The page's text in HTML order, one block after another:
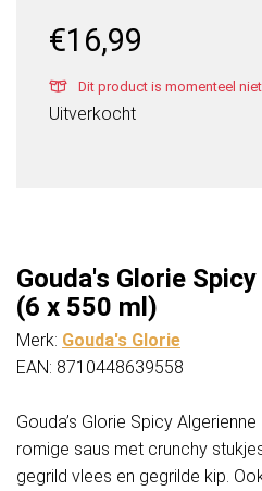
€16,99
Dit product is momenteel
Uitverkocht
Gouda's Glorie
(6 x 550 ml)
Merk: Gouda's Glorie
EAN: 8710448639558
Gouda’s Glorie Spicy
romige saus met crunchy
gegrild vlees en gegrilde kip.